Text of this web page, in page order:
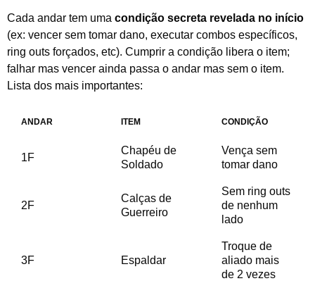
Cada andar tem uma condição secreta revelada no início
(ex: vencer sem tomar dano, executar combos específicos,
ring outs forçados, etc). Cumprir a condição libera o item;
falhar mas vencer ainda passa o andar mas sem o item.
Lista dos mais importantes:
ANDAR ITEM CONDIÇÃO
1F
Chapéu de
Soldado
Vença sem
tomar dano
2F
Calças de
Guerreiro
Sem ring outs
de nenhum
lado
3F Espaldar
Troque de
aliado mais
de 2 vezes